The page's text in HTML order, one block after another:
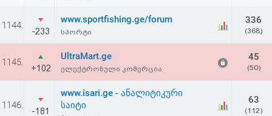
რეგისტრაცია
პაროლის
აღდგენა
HTML
1144.
-233
www.sportfishing.ge/forum
სპორტი
336
(368)
1145.
+102
UltraMart.ge
ელექტრონული კომერცია
45
(50)
1146.
-181
www.isari.ge - ანალიტიკური
საიტი
63
(112)